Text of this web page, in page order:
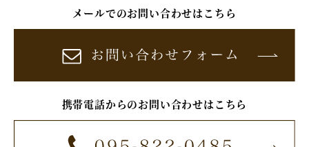
メールでのお問い合わせはこちら
携帯電話からのお問い合わせはこちら